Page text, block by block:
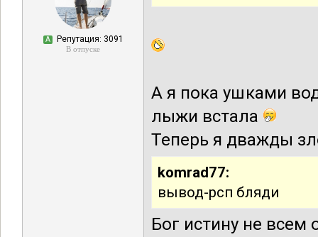
А Репутация: 3091
В отпуске
А я пока ушками
лыжи встала
Теперь я дважды
komrad77:
вывод-рсп бляди
Бог истину не всем